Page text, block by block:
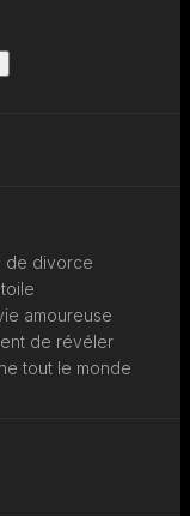
de divorce
amoureuse
de révéler
tout le monde